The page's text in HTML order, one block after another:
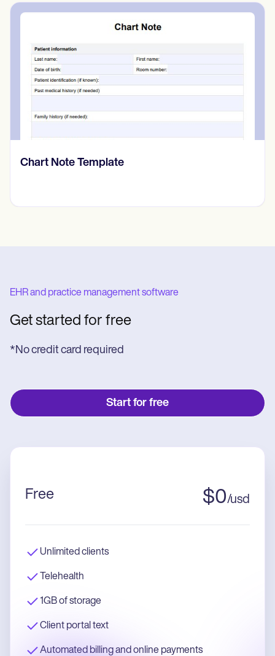
Chart Note Template
EHR and practice management software
Get started for free
*No credit card required
Start for free
Free $0/usd
Unlimited clients
Telehealth
1GB of storage
Client portal text
Automated billing and online payments